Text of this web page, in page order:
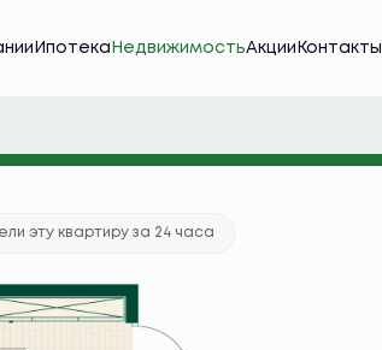
Ипотека НедвижимостьАкции Контакты
от 46 265 руб./мес.
эту квартиру за 24 часа